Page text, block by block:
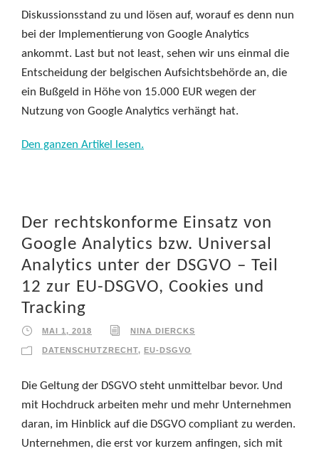
Diskussionsstand zu und lösen auf, worauf es denn nun
bei der Implementierung von Google Analytics
ankommt. Last but not least, sehen wir uns einmal die
Entscheidung der belgischen Aufsichtsbehörde an, die
ein Bußgeld in Höhe von 15.000 EUR wegen der
Nutzung von Google Analytics verhängt hat.
Den ganzen Artikel lesen.
Der rechtskonforme Einsatz von
Google Analytics bzw. Universal
Analytics unter der DSGVO – Teil
12 zur EU-DSGVO, Cookies und
Tracking
MAI 1, 2018 NINA DIERCKS
DATENSCHUTZRECHT, EU-DSGVO
Die Geltung der DSGVO steht unmittelbar bevor. Und
mit Hochdruck arbeiten mehr und mehr Unternehmen
daran, im Hinblick auf die DSGVO compliant zu werden.
Unternehmen, die erst vor kurzem anfingen, sich mit